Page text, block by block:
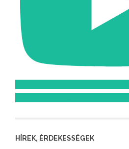
HÍREK, ÉRDEKESSÉGEK